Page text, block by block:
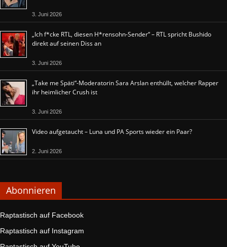
3. Juni 2026
„Ich f*cke RTL, diesen H*rensohn-Sender“ – RTL spricht Bushido
direkt auf seinen Diss an
3. Juni 2026
„Take me Späti“-Moderatorin Sara Arslan enthüllt, welcher Rapper
ihr heimlicher Crush ist
3. Juni 2026
Video aufgetaucht – Luna und PA Sports wieder ein Paar?
2. Juni 2026
Abonnieren
Raptastisch auf Facebook
Raptastisch auf Instagram